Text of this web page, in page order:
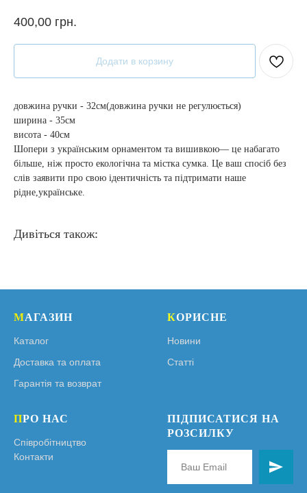
400,00 грн.
Додати в корзину
довжина ручки - 32см(довжина ручки не регулюється)
ширина - 35см
висота - 40см
Шопери з українським орнаментом та вишивкою— це набагато
більше, ніж просто екологічна та містка сумка. Це ваш спосіб без
слів заявити про свою ідентичність та підтримати наше
рідне,українське.
Дивіться також:
МАГАЗИН
Каталог
Доставка та оплата
Гарантія та возврат
КОРИСНЕ
Новини
Статті
ПРО НАС
Співробітництво
Контакти
ПІДПИСАТИСЯ НА
РОЗСИЛКУ